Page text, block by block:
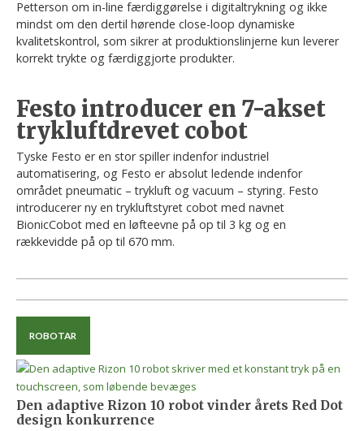
Petterson om in-line færdiggørelse i digitaltrykning og ikke
mindst om den dertil hørende close-loop dynamiske
kvalitetskontrol, som sikrer at produktionslinjerne kun leverer
korrekt trykte og færdiggjorte produkter.
Festo introducer en 7-akset
trykluftdrevet cobot
Tyske Festo er en stor spiller indenfor industriel
automatisering, og Festo er absolut ledende indenfor
området pneumatic – trykluft og vacuum – styring. Festo
introducerer ny en trykluftstyret cobot med navnet
BionicCobot med en løfteevne på op til 3 kg og en
rækkevidde på op til 670 mm.
ROBOTAR
Den adaptive Rizon 10 robot vinder årets Red Dot
design konkurrence